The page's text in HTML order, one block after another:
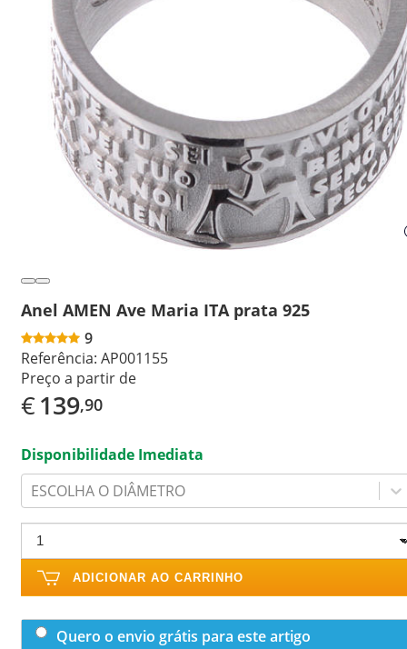
Anel AMEN Ave Maria ITA prata 925
9
Referência: AP001155
Preço a partir de
€139,90
Disponibilidade Imediata
ESCOLHA O DIÂMETRO
ADICIONAR AO CARRINHO
Quero o envio grátis para este artigo